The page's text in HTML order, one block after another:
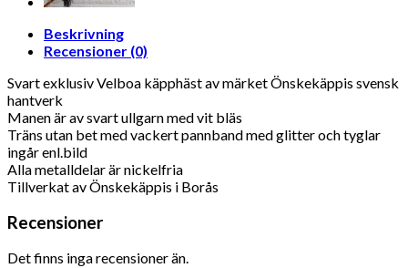
Beskrivning
Recensioner (0)
Svart exklusiv Velboa käpphäst av märket Önskekäppis svensk
hantverk
Manen är av svart ullgarn med vit bläs
Träns utan bet med vackert pannband med glitter och tyglar
ingår enl.bild
Alla metalldelar är nickelfria
Tillverkat av Önskekäppis i Borås
Recensioner
Det finns inga recensioner än.